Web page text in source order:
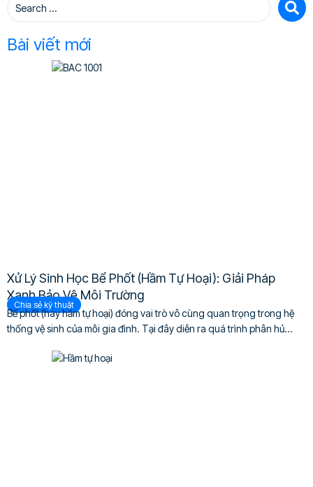
Bài viết mới
Xử Lý Sinh Học Bể Phốt (Hầm Tự Hoại): Giải Pháp
Xanh Bảo Vệ Môi Trường
Chia sẻ kỹ thuật
Bể phốt (hay hầm tự hoại) đóng vai trò vô cùng quan trọng trong hệ
thống vệ sinh của mỗi gia đình. Tại đây diễn ra quá trình phân hủ...